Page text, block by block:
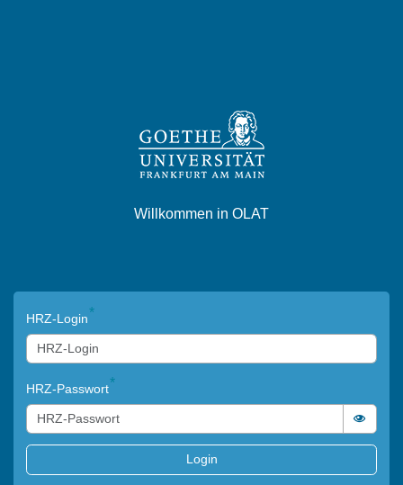
Willkommen in OLAT
Login
HRZ-Login
HRZ-Passwort
Login